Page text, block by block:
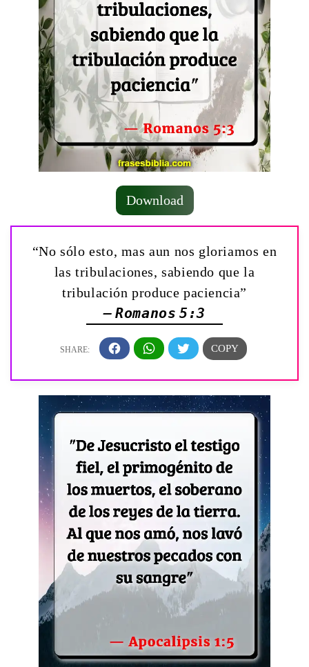
Download
“No sólo esto, mas aun nos gloriamos en
las tribulaciones, sabiendo que la
tribulación produce paciencia”
— Romanos 5:3